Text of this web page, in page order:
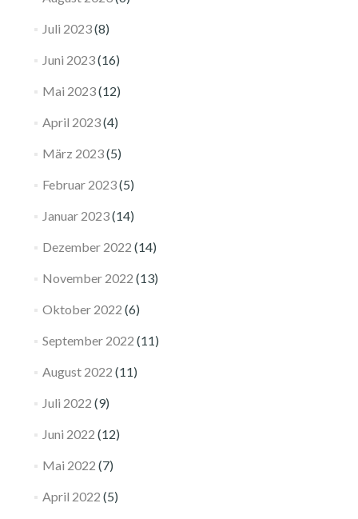
Juli 2023(8)
Juni 2023(16)
Mai 2023(12)
April 2023(4)
März 2023(5)
Februar 2023(5)
Januar 2023(14)
Dezember 2022 (14)
November 2022 (13)
Oktober 2022 (6)
September 2022 (11)
August 2022 (11)
Juli 2022 (9)
Juni 2022 (12)
Mai 2022 (7)
April 2022 (5)